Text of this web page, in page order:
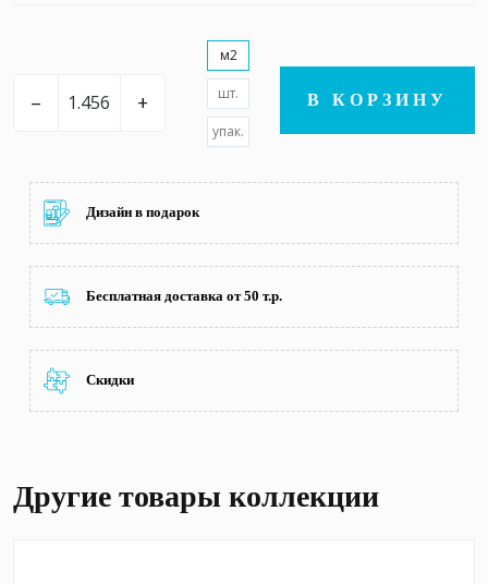
– +
м2
шт.
упак.
В КОРЗИНУ
Дизайн в подарок
Бесплатная доставка от 50 т.р.
Скидки
Другие товары коллекции